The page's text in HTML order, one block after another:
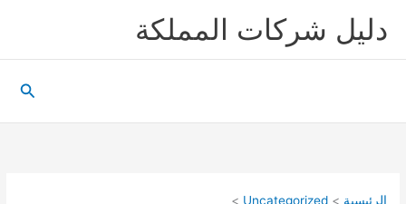
دليل شركات المملكة
الرئيسية
Uncategorized